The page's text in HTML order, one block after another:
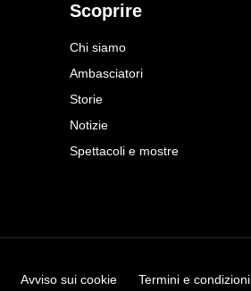
Scoprire
Chi siamo
Ambasciatori
Storie
Notizie
Spettacoli e mostre
Avviso sui cookie Termini e condizioni